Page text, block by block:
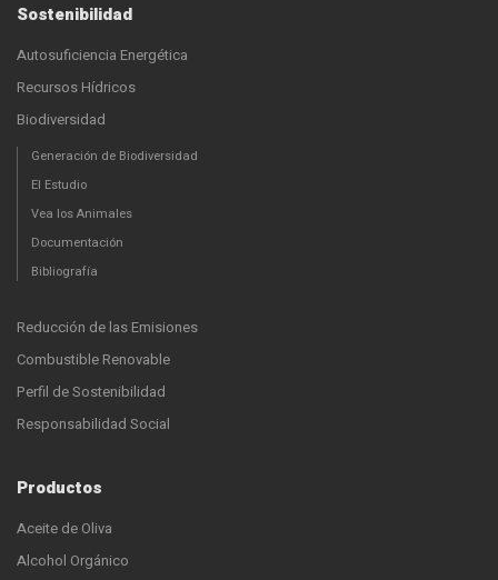
Sostenibilidad
Autosuficiencia Energética
Recursos Hídricos
Biodiversidad
Generación de Biodiversidad
El Estudio
Vea los Animales
Documentación
Bibliografía
Reducción de las Emisiones
Combustible Renovable
Perfil de Sostenibilidad
Responsabilidad Social
Productos
Aceite de Oliva
Alcohol Orgánico